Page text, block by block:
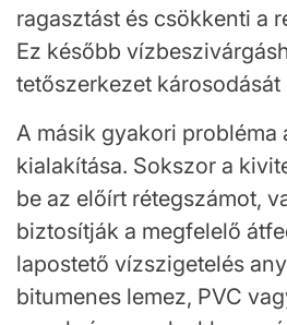
ragasztást és csökkenti a
Ez később
tetőszerkezet károsodását
A másik gyakori probléma
kialakítása. Sokszor a
be az előírt rétegszámot,
biztosítják a megfelelő
lapostető vízszigetelés
bitumenes lemez, PVC